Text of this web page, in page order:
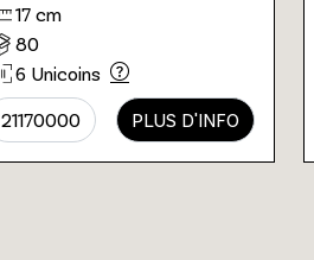
17 cm
80
6 Unicoins
21170000 PLUS D'INFO